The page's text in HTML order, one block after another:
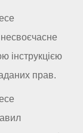
інструкцією
прав.